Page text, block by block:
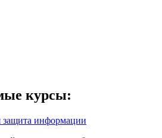
курсы:
защита информации